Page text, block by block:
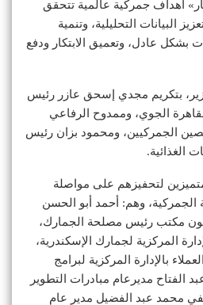
أهداف جمركية عالمية تتحقق
البيانات التحليلية، وتنمية
بشكل عادل، وتعميق الابتكار ودفع
بتكريم مجدي إسحق عازر رئيس
الجوي، وممدوح الرفاعي
الجمركيين، ومحمود بزان رئيس
الغذائية.
لتحفيزهم على مواصلة
الجمركية، وهم: أحمد أبو الحسن
مكتب رئيس مصلحة الجمارك،
المركزية لجمارك الإسكندرية،
بالإدارة المركزية لبرامج
الفتاح مديرعام مبادرات التطوير
محمد عبد الفضيل مدير عام